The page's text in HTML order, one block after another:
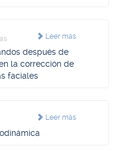
Leer más
después de
la corrección de
faciales
Leer más